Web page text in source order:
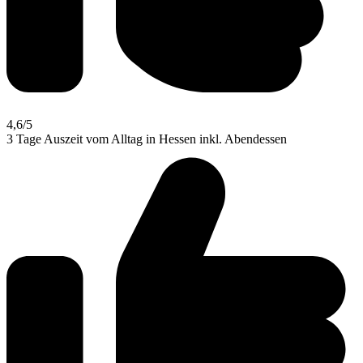
4,6/5
3 Tage Auszeit vom Alltag in Hessen inkl. Abendessen